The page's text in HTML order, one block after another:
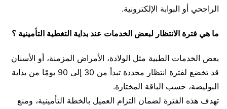
الراجحي أو البوابة الإلكترونية.
ما هي فترة الانتظار لبعض الخدمات عند بداية التغطية التأمينية ؟
بعض الخدمات الطبية مثل الولادة، الأمراض المزمنة، أو الأسنان
قد تخضع لفترة انتظار محددة تبدأ من 30 إلى 90 يومًا من بداية
البوليصة، حسب الباقة المختارة.
تهدف هذه الفترة لضمان التزام العميل بالخطة التأمينية، ومنع